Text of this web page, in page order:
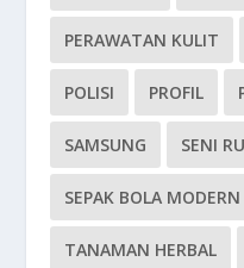
PERAWATAN KULIT
POLISI PROFIL
SAMSUNG SENI
SEPAK BOLA MODERN
TANAMAN HERBAL